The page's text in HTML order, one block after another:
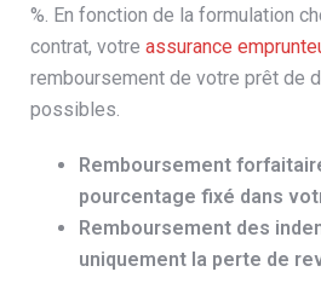
%. En fonction de la formulation
contrat, votre assurance
remboursement de votre prêt de
possibles.
Remboursement
pourcentage fixé dans
Remboursement des
uniquement la perte de